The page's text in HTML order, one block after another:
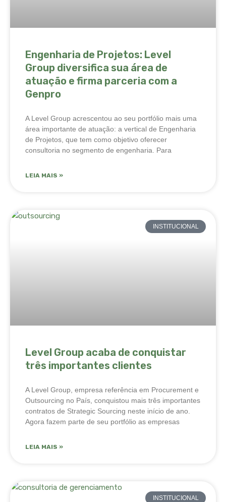
Engenharia de Projetos: Level
Group diversifica sua área de
atuação e firma parceria com a
Genpro
A Level Group acrescentou ao seu portfólio mais uma
área importante de atuação: a vertical de Engenharia
de Projetos, que tem como objetivo oferecer
consultoria no segmento de engenharia. Para
LEIA MAIS »
INSTITUCIONAL
Level Group acaba de conquistar
três importantes clientes
A Level Group, empresa referência em Procurement e
Outsourcing no País, conquistou mais três importantes
contratos de Strategic Sourcing neste início de ano.
Agora fazem parte de seu portfólio as empresas
LEIA MAIS »
INSTITUCIONAL